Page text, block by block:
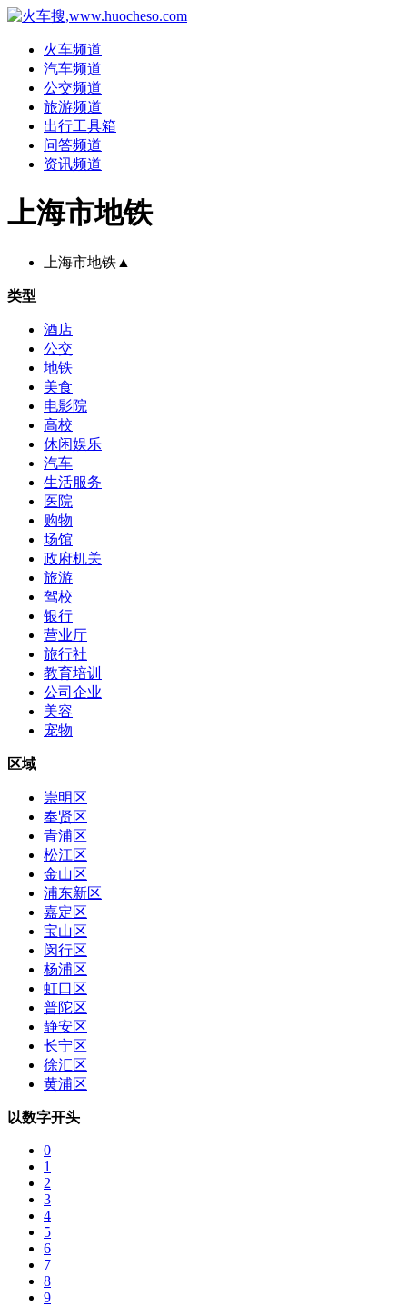
火车频道
汽车频道
公交频道
旅游频道
出行工具箱
问答频道
资讯频道
上海市地铁
上海市地铁 ▲
类型
酒店
公交
地铁
美食
电影院
高校
休闲娱乐
汽车
生活服务
医院
购物
场馆
政府机关
旅游
驾校
银行
营业厅
旅行社
教育培训
公司企业
美容
宠物
区域
崇明区
奉贤区
青浦区
松江区
金山区
浦东新区
嘉定区
宝山区
闵行区
杨浦区
虹口区
普陀区
静安区
长宁区
徐汇区
黄浦区
以数字开头
0
1
2
3
4
5
6
7
8
9